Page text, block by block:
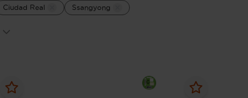
Ciudad Real Ssangyong